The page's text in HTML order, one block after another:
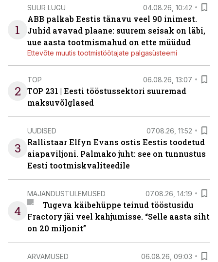
1
SUUR LUGU 04.08.26, 10:42
ABB palkab Eestis tänavu veel 90 inimest.
Juhid avavad plaane: suurem seisak on läbi,
uue aasta tootmismahud on ette müüdud
Ettevõte muutis tootmistöötajate palgasüsteemi
2
TOP 06.08.26, 13:07
TOP 231 | Eesti tööstussektori suuremad
maksuvõlglased
3
UUDISED 07.08.26, 11:52
Rallistaar Elfyn Evans ostis Eestis toodetud
aiapaviljoni. Palmako juht: see on tunnustus
Eesti tootmiskvaliteedile
4
MAJANDUSTULEMUSED 07.08.26, 14:19
Tugeva käibehüppe teinud tööstusidu
Fractory jäi veel kahjumisse. “Selle aasta siht
on 20 miljonit”
ARVAMUSED 06.08.26, 09:03